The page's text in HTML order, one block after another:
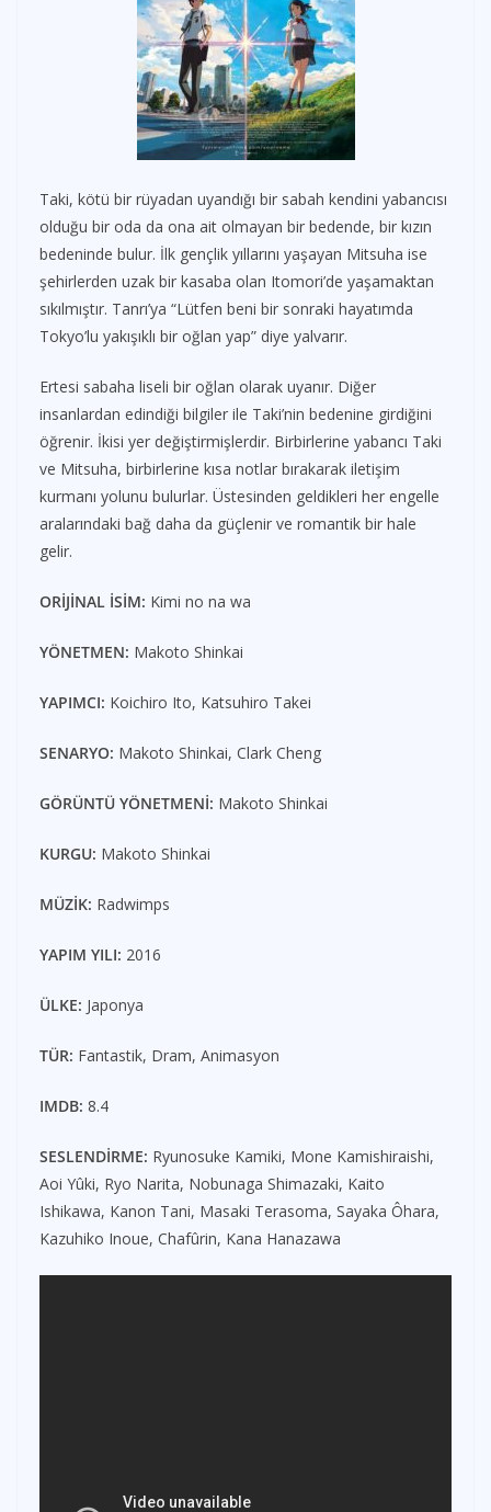
Taki, kötü bir rüyadan uyandığı bir sabah kendini yabancısı
olduğu bir oda da ona ait olmayan bir bedende, bir kızın
bedeninde bulur. İlk gençlik yıllarını yaşayan Mitsuha ise
şehirlerden uzak bir kasaba olan Itomori’de yaşamaktan
sıkılmıştır. Tanrı’ya “Lütfen beni bir sonraki hayatımda
Tokyo’lu yakışıklı bir oğlan yap” diye yalvarır.
Ertesi sabaha liseli bir oğlan olarak uyanır. Diğer
insanlardan edindiği bilgiler ile Taki’nin bedenine girdiğini
öğrenir. İkisi yer değiştirmişlerdir. Birbirlerine yabancı Taki
ve Mitsuha, birbirlerine kısa notlar bırakarak iletişim
kurmanı yolunu bulurlar. Üstesinden geldikleri her engelle
aralarındaki bağ daha da güçlenir ve romantik bir hale
gelir.
ORİJİNAL İSİM: Kimi no na wa
YÖNETMEN: Makoto Shinkai
YAPIMCI: Koichiro Ito, Katsuhiro Takei
SENARYO: Makoto Shinkai, Clark Cheng
GÖRÜNTÜ YÖNETMENİ: Makoto Shinkai
KURGU: Makoto Shinkai
MÜZİK: Radwimps
YAPIM YILI: 2016
ÜLKE: Japonya
TÜR: Fantastik, Dram, Animasyon
IMDB: 8.4
SESLENDİRME: Ryunosuke Kamiki, Mone Kamishiraishi,
Aoi Yûki, Ryo Narita, Nobunaga Shimazaki, Kaito
Ishikawa, Kanon Tani, Masaki Terasoma, Sayaka Ôhara,
Kazuhiko Inoue, Chafûrin, Kana Hanazawa